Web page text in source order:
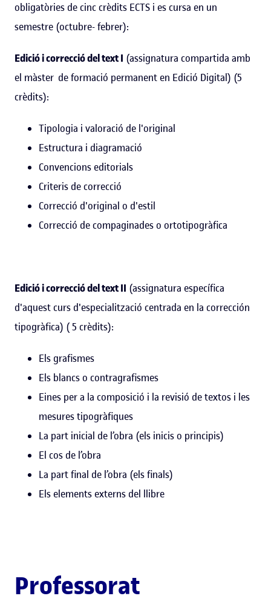
obligatòries de cinc crèdits ECTS i es cursa en un
semestre (octubre- febrer):
Edició i correcció del text I (assignatura compartida amb
el màster de formació permanent en Edició Digital) (5
crèdits):
Tipologia i valoració de l'original
Estructura i diagramació
Convencions editorials
Criteris de correcció
Correcció d'original o d'estil
Correcció de compaginades o ortotipogràfica
Edició i correcció del text II (assignatura específica
d'aquest curs d'especialització centrada en la corrección
tipogràfica) ( 5 crèdits):
Els grafismes
Els blancs o contragrafismes
Eines per a la composició i la revisió de textos i les
mesures tipogràfiques
La part inicial de l’obra (els inicis o principis)
El cos de l’obra
La part final de l’obra (els finals)
Els elements externs del llibre
Professorat